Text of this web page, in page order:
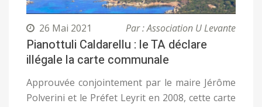
26 Mai 2021 Par : Association U Levante
Pianottuli Caldarellu : le TA déclare
illégale la carte communale
Approuvée conjointement par le maire Jérôme
Polverini et le Préfet Leyrit en 2008, cette carte